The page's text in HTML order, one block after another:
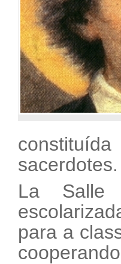
sacerdotes.
La Salle
para a